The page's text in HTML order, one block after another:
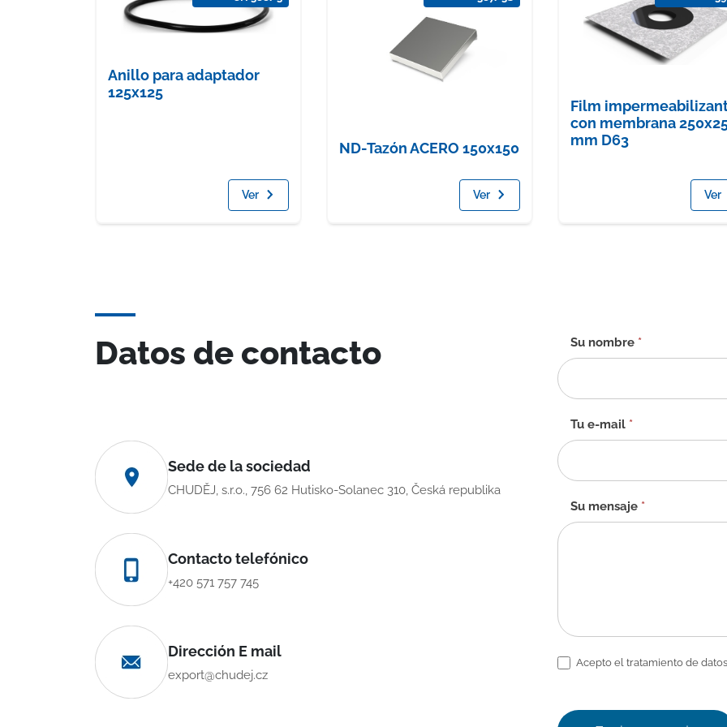
Anillo para adaptador
125x125
Ver
ND-Tazón ACERO 150x150
Ver
Film
con membrana
mm D63
Ver
Datos de contacto
Sede de la sociedad
CHUDĚJ, s.r.o., 756 62 Hutisko-Solanec 310, Česká republika
Contacto telefónico
+420 571 757 745
Dirección E mail
export@chudej.cz
Formulario
de
contacto
-
Su nombre *
Tu e-mail *
Su mensaje *
Acepto el tratamiento de